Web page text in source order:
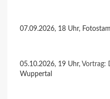
07.09.2026, 18 Uhr,
05.10.2026, 19 Uhr, Vortrag:
Wuppertal